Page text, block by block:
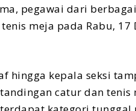
pegawai dari
meja pada Rabu, 17
hingga kepala seksi
catur dan